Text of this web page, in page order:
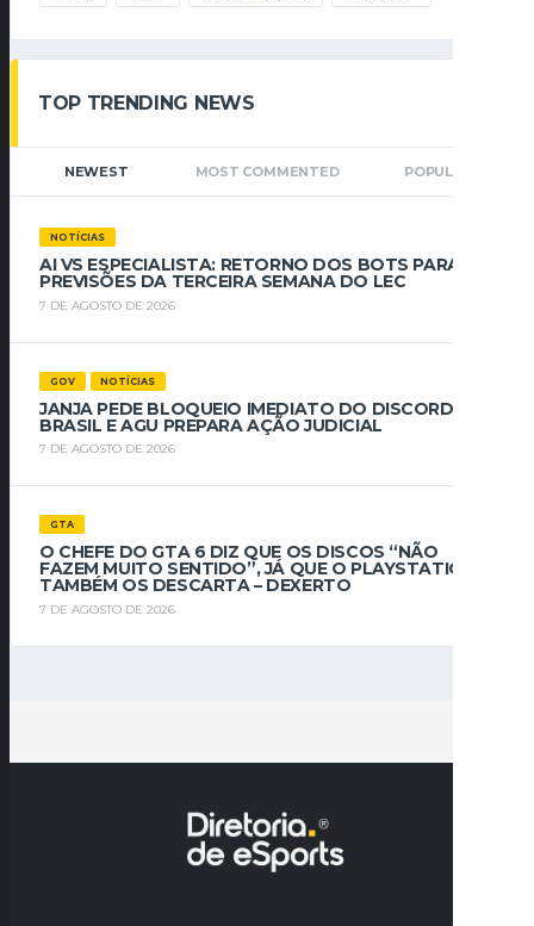
TOP TRENDING NEWS
NEWEST MOST COMMENTED POPULAR
NOTÍCIAS
AI VS ESPECIALISTA: RETORNO DOS BOTS PARA
PREVISÕES DA TERCEIRA SEMANA DO LEC
7 DE AGOSTO DE 2026
GOV NOTÍCIAS
JANJA PEDE BLOQUEIO IMEDIATO DO DISCORD NO
BRASIL E AGU PREPARA AÇÃO JUDICIAL
7 DE AGOSTO DE 2026
GTA
O CHEFE DO GTA 6 DIZ QUE OS DISCOS “NÃO
FAZEM MUITO SENTIDO”, JÁ QUE O PLAYSTATION
TAMBÉM OS DESCARTA – DEXERTO
7 DE AGOSTO DE 2026